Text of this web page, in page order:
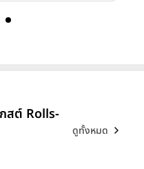
สต์ Rolls-
ดูทั้งหมด